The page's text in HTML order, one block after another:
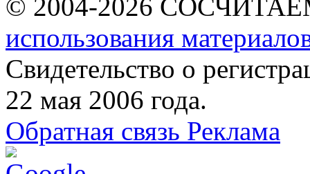
© 2004-2026
использования
Свидетельство о
22 мая 2006 года.
Обратная связь Реклама